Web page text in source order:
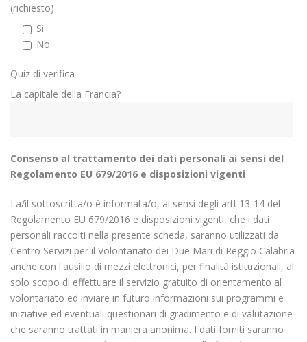
(richiesto)
Sì
No
Quiz di verifica
La capitale della Francia?
Consenso al trattamento dei dati personali ai sensi del
Regolamento EU 679/2016 e disposizioni vigenti
La/il sottoscritta/o è informata/o, ai sensi degli artt.13-14 del
Regolamento EU 679/2016 e disposizioni vigenti, che i dati
personali raccolti nella presente scheda, saranno utilizzati da
Centro Servizi per il Volontariato dei Due Mari di Reggio Calabria
anche con l'ausilio di mezzi elettronici, per finalità istituzionali, al
solo scopo di effettuare il servizio gratuito di orientamento al
volontariato ed inviare in futuro informazioni sui programmi e
iniziative ed eventuali questionari di gradimento e di valutazione
che saranno trattati in maniera anonima. I dati forniti saranno